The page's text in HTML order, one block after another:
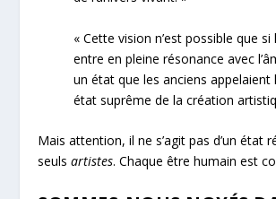
« Cette vision n’est possible que si
entre en pleine résonance avec
un état que les anciens
état suprême de la création
Mais attention, il ne s’agit pas d’un état
seulsartistes. Chaque être humain est